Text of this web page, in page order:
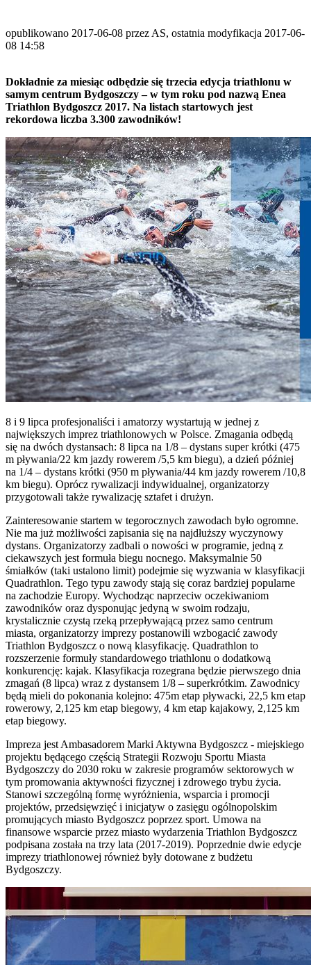
opublikowano 2017-06-08 przez AS, ostatnia modyfikacja 2017-06-
08 14:58
Dokładnie za miesiąc odbędzie się trzecia edycja triathlonu w
samym centrum Bydgoszczy – w tym roku pod nazwą Enea
Triathlon Bydgoszcz 2017. Na listach startowych jest
rekordowa liczba 3.300 zawodników!
8 i 9 lipca profesjonaliści i amatorzy wystartują w jednej z
największych imprez triathlonowych w Polsce. Zmagania odbędą
się na dwóch dystansach: 8 lipca na 1/8 – dystans super krótki (475
m pływania/22 km jazdy rowerem /5,5 km biegu), a dzień później
na 1/4 – dystans krótki (950 m pływania/44 km jazdy rowerem /10,8
km biegu). Oprócz rywalizacji indywidualnej, organizatorzy
przygotowali także rywalizację sztafet i drużyn.
Zainteresowanie startem w tegorocznych zawodach było ogromne.
Nie ma już możliwości zapisania się na najdłuższy wyczynowy
dystans. Organizatorzy zadbali o nowości w programie, jedną z
ciekawszych jest formuła biegu nocnego. Maksymalnie 50
śmiałków (taki ustalono limit) podejmie się wyzwania w klasyfikacji
Quadrathlon. Tego typu zawody stają się coraz bardziej popularne
na zachodzie Europy. Wychodząc naprzeciw oczekiwaniom
zawodników oraz dysponując jedyną w swoim rodzaju,
krystalicznie czystą rzeką przepływającą przez samo centrum
miasta, organizatorzy imprezy postanowili wzbogacić zawody
Triathlon Bydgoszcz o nową klasyfikację. Quadrathlon to
rozszerzenie formuły standardowego triathlonu o dodatkową
konkurencję: kajak. Klasyfikacja rozegrana będzie pierwszego dnia
zmagań (8 lipca) wraz z dystansem 1/8 – superkrótkim. Zawodnicy
będą mieli do pokonania kolejno: 475m etap pływacki, 22,5 km etap
rowerowy, 2,125 km etap biegowy, 4 km etap kajakowy, 2,125 km
etap biegowy.
Impreza jest Ambasadorem Marki Aktywna Bydgoszcz - miejskiego
projektu będącego częścią Strategii Rozwoju Sportu Miasta
Bydgoszczy do 2030 roku w zakresie programów sektorowych w
tym promowania aktywności fizycznej i zdrowego trybu życia.
Stanowi szczególną formę wyróżnienia, wsparcia i promocji
projektów, przedsięwzięć i inicjatyw o zasięgu ogólnopolskim
promujących miasto Bydgoszcz poprzez sport. Umowa na
finansowe wsparcie przez miasto wydarzenia Triathlon Bydgoszcz
podpisana została na trzy lata (2017-2019). Poprzednie dwie edycje
imprezy triathlonowej również były dotowane z budżetu
Bydgoszczy.